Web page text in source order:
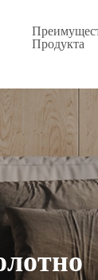
Продукта